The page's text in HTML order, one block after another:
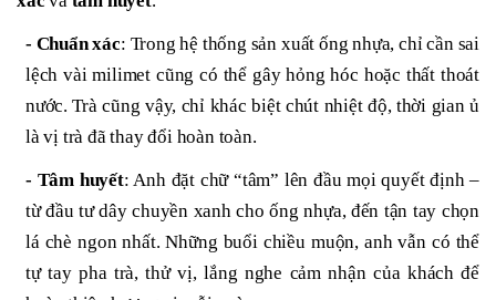
- Chuẩn xác: Trong hệ thống sản xuất ống nhựa, chỉ cần sai
lệch vài milimet cũng có thể gây hỏng hóc hoặc thất thoát
nước. Trà cũng vậy, chỉ khác biệt chút nhiệt độ, thời gian ủ
là vị trà đã thay đổi hoàn toàn.
- Tâm huyết: Anh đặt chữ “tâm” lên đầu mọi quyết định –
từ đầu tư dây chuyền xanh cho ống nhựa, đến tận tay chọn
lá chè ngon nhất. Những buổi chiều muộn, anh vẫn có thể
tự tay pha trà, thử vị, lắng nghe cảm nhận của khách để